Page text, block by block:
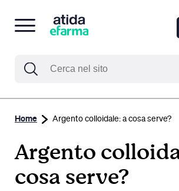
Home Argento colloidale: a cosa serve?
Argento
cosa serve?